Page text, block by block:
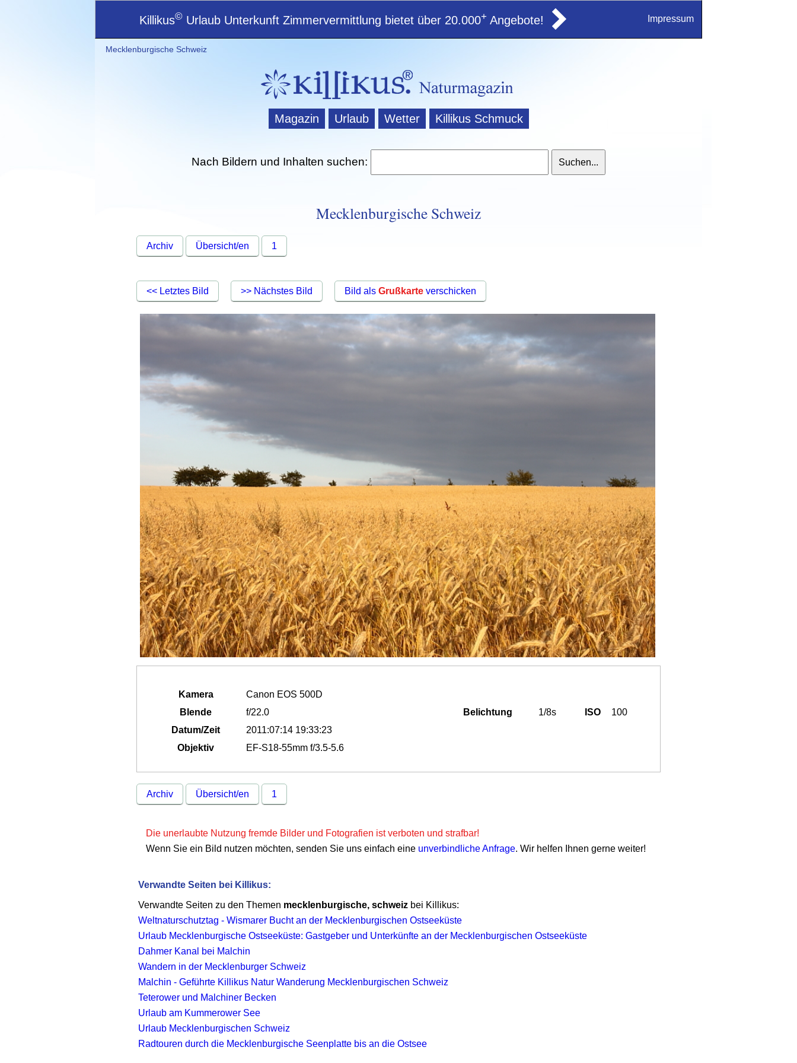
Killikus© Urlaub Unterkunft Zimmervermittlung bietet über 20.000+ Angebote! Impressum
Mecklenburgische Schweiz
Magazin Urlaub Wetter Killikus Schmuck
Nach Bildern und Inhalten suchen:
Mecklenburgische Schweiz
Archiv Übersicht/en 1
<< Letztes Bild >> Nächstes Bild Bild als Grußkarteverschicken
Kamera
Canon EOS 500D
Blende
f/22.0 Belichtung 1/8s ISO
100
Datum/Zeit
2011:07:14 19:33:23
Objektiv
EF-S18-55mm f/3.5-5.6
Archiv Übersicht/en 1
Die unerlaubte Nutzung fremde Bilder und Fotografien ist verboten und strafbar!
Wenn Sie ein Bild nutzen möchten, senden Sie uns einfach eine unverbindliche Anfrage. Wir helfen Ihnen gerne weiter!
Verwandte Seiten bei Killikus:
Verwandte Seiten zu den Themen mecklenburgische, schweizbei Killikus:
Weltnaturschutztag - Wismarer Bucht an der Mecklenburgischen Ostseeküste
Urlaub Mecklenburgische Ostseeküste: Gastgeber und Unterkünfte an der Mecklenburgischen Ostseeküste
Dahmer Kanal bei Malchin
Wandern in der Mecklenburger Schweiz
Malchin - Geführte Killikus Natur Wanderung Mecklenburgischen Schweiz
Teterower und Malchiner Becken
Urlaub am Kummerower See
Urlaub Mecklenburgischen Schweiz
Radtouren durch die Mecklenburgische Seenplatte bis an die Ostsee